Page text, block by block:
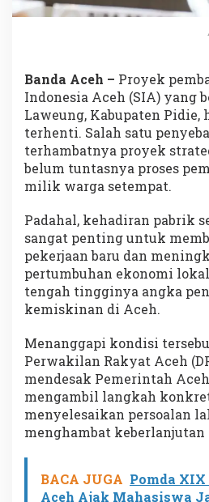
Banda Aceh – Proyek
Indonesia Aceh (SIA) yang
Laweung, Kabupaten
terhenti. Salah satu
terhambatnya proyek
belum tuntasnya proses
milik warga setempat.
Padahal, kehadiran pabrik
sangat penting untuk
pekerjaan baru dan
pertumbuhan ekonomi
tengah tingginya angka
kemiskinan di Aceh.
Menanggapi kondisi
Perwakilan Rakyat Aceh
mendesak Pemerintah
mengambil langkah
menyelesaikan persoalan
menghambat
BACA JUGA Pomda XIX
Aceh Ajak Mahasiswa